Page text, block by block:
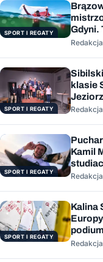
SPORT I REGATY
Gdyni.
Redakcja
SPORT I REGATY
klasie
Redakcja
SPORT I REGATY
Kamil
Redakcja
SPORT I REGATY
Kalina
Redakcja